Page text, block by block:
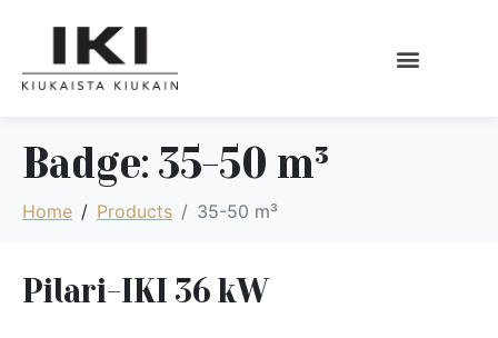
Badge: 35-50 m³
Home Products 35-50 m³
Pilari-IKI 36 kW